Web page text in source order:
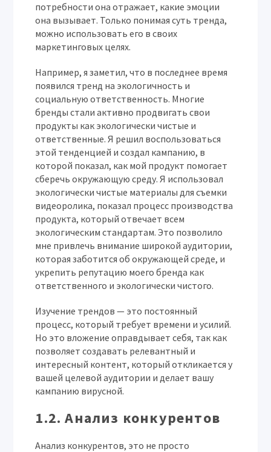
потребности она отражает, какие эмоции
она вызывает. Только понимая суть тренда,
можно использовать его в своих
маркетинговых целях.
Например, я заметил, что в последнее время
появился тренд на экологичность и
социальную ответственность. Многие
бренды стали активно продвигать свои
продукты как экологически чистые и
ответственные. Я решил воспользоваться
этой тенденцией и создал кампанию, в
которой показал, как мой продукт помогает
сберечь окружающую среду. Я использовал
экологически чистые материалы для съемки
видеоролика, показал процесс производства
продукта, который отвечает всем
экологическим стандартам. Это позволило
мне привлечь внимание широкой аудитории,
которая заботится об окружающей среде, и
укрепить репутацию моего бренда как
ответственного и экологически чистого.
Изучение трендов — это постоянный
процесс, который требует времени и усилий.
Но это вложение оправдывает себя, так как
позволяет создавать релевантный и
интересный контент, который откликается у
вашей целевой аудитории и делает вашу
кампанию вирусной.
1.2. Анализ конкурентов
Анализ конкурентов, это не просто